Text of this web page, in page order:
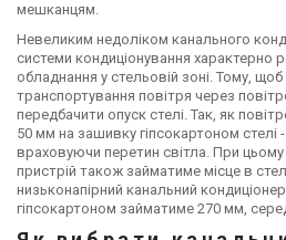
мешканцям.
Невеликим недоліком канального
системи кондиціонування характерно
обладнання у стельовій зоні. Тому, щоб
транспортування повітря через
передбачити опуск стелі. Так, як
50 мм на зашивку гіпсокартоном стелі
враховуючи перетин світла. При
пристрій також займатиме місце в
низьконапірний канальний
гіпсокартоном займатиме 270 мм,